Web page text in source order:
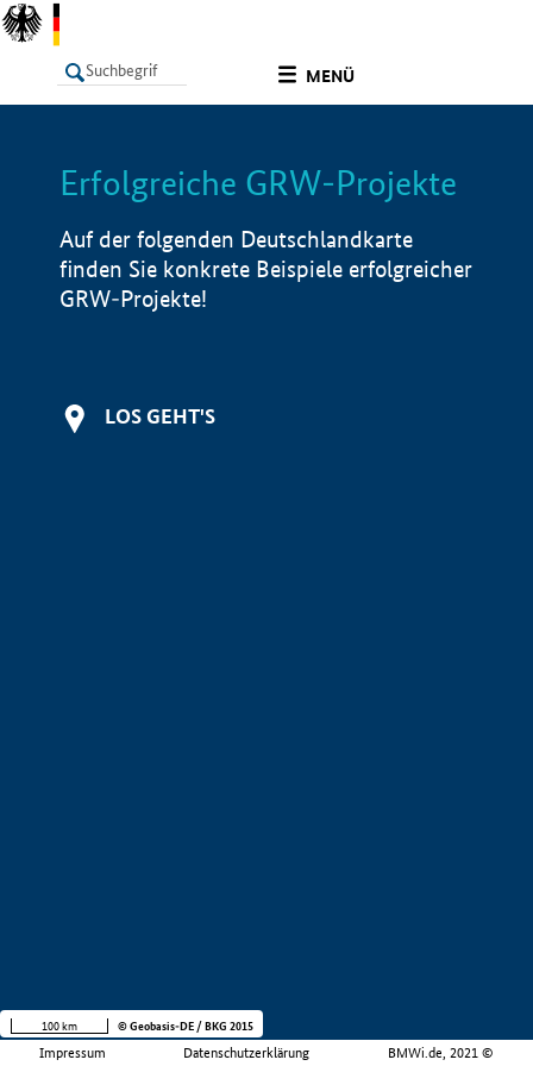
MENÜ
LISTE Info
Erfolgreiche GRW-Projekte
Auf der folgenden Deutschlandkarte
finden Sie konkrete Beispiele erfolgreicher
GRW-Projekte!
LOS GEHT'S
Impressum Datenschutzerklärung BMWi.de, 2021 ©
100 km © Geobasis-DE / BKG 2015